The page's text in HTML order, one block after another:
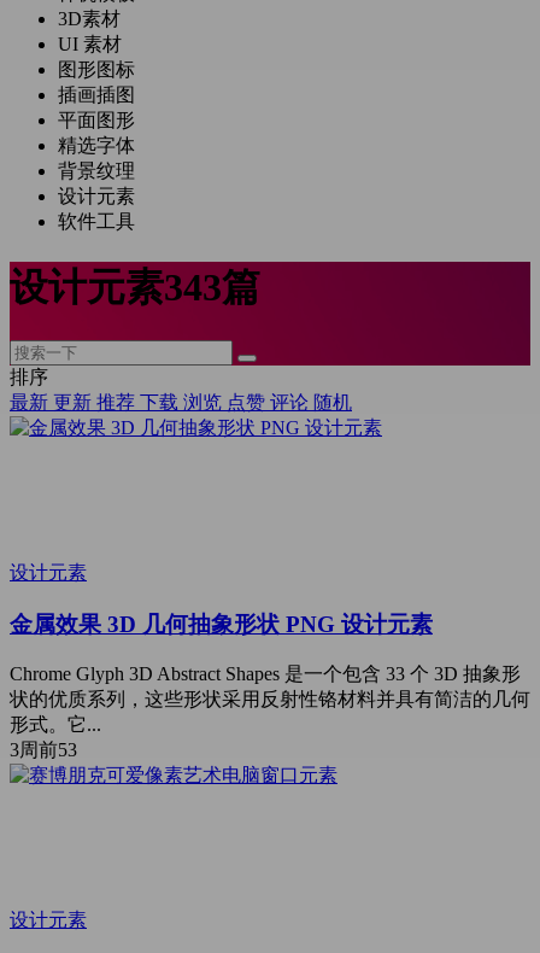
3D素材
UI 素材
图形图标
插画插图
平面图形
精选字体
背景纹理
设计元素
软件工具
设计元素343篇
排序
最新 更新 推荐 下载 浏览 点赞 评论 随机
设计元素
金属效果 3D 几何抽象形状 PNG 设计元素
Chrome Glyph 3D Abstract Shapes 是一个包含 33 个 3D 抽象形
状的优质系列，这些形状采用反射性铬材料并具有简洁的几何
形式。它...
3周前53
设计元素